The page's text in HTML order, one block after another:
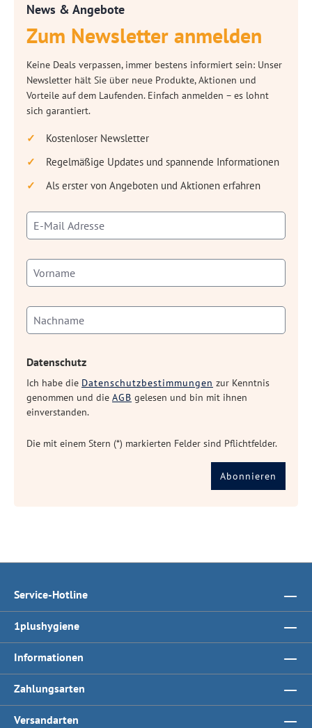
News & Angebote
Zum Newsletter anmelden
Keine Deals verpassen, immer bestens informiert sein: Unser
Newsletter hält Sie über neue Produkte, Aktionen und
Vorteile auf dem Laufenden. Einfach anmelden – es lohnt
sich garantiert.
Kostenloser Newsletter
Regelmäßige Updates und spannende Informationen
Als erster von Angeboten und Aktionen erfahren
Datenschutz
Ich habe die Datenschutzbestimmungen zur Kenntnis
genommen und die AGB gelesen und bin mit ihnen
einverstanden.
Die mit einem Stern (*) markierten Felder sind Pflichtfelder.
Abonnieren
Service-Hotline
1plushygiene
Informationen
Zahlungsarten
Versandarten